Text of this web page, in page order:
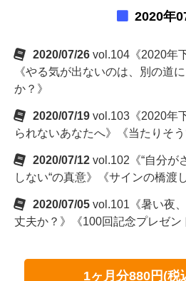
2020年
2020/07/26 vol.104《2020年
《やる気が出ないのは、別の道
か？》
2020/07/19 vol.103《2020年
られないあなたへ》《当たりそ
2020/07/12 vol.102《“自分が
しない“の真意》《サインの橋渡
2020/07/05 vol.101《暑い夜
丈夫か？》《100回記念プレゼン
1ヶ月分880円(税